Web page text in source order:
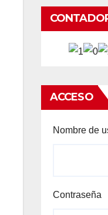
ACCESO
Nombre de
Contraseña